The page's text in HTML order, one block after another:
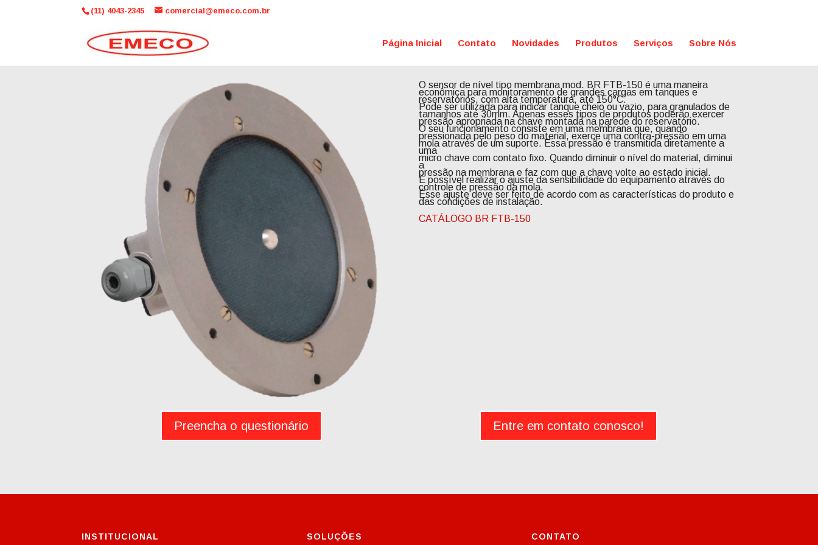
(11) 4043-2345 comercial@emeco.com.br
Página Inicial Contato Novidades Produtos Serviços Sobre Nós
O sensor de nível tipo membrana mod. BR FTB-150 é uma maneira
econômica para monitoramento de grandes cargas em tanques e
reservatórios, com alta temperatura, até 150°C.
Pode ser utilizada para indicar tanque cheio ou vazio, para granulados de
tamanhos até 30mm. Apenas esses tipos de produtos poderão exercer
pressão apropriada na chave montada na parede do reservatório.
O seu funcionamento consiste em uma membrana que, quando
pressionada pelo peso do material, exerce uma contra-pressão em uma
mola através de um suporte. Essa pressão é transmitida diretamente a
uma
micro chave com contato fixo. Quando diminuir o nível do material, diminui
a
pressão na membrana e faz com que a chave volte ao estado inicial.
É possível realizar o ajuste da sensibilidade do equipamento através do
controle de pressão da mola.
Esse ajuste deve ser feito de acordo com as características do produto e
das condições de instalação.
CATÁLOGO BR FTB-150
Entre em contato conosco!
Preencha o questionário
INSTITUCIONAL SOLUÇÕES CONTATO